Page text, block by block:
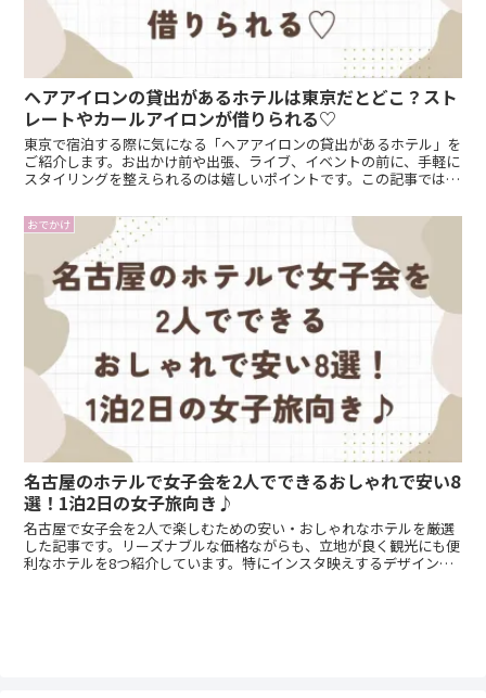
ヘアアイロンの貸出があるホテルは東京だとどこ？スト
レートやカールアイロンが借りられる♡
東京で宿泊する際に気になる「ヘアアイロンの貸出があるホテル」を
ご紹介します。お出かけ前や出張、ライブ、イベントの前に、手軽に
スタイリングを整えられるのは嬉しいポイントです。この記事では、
厳選しました。人気ブランドのReFaやSALONIAのアイロンを利用で
きる宿も多数掲載。楽天トラベルから簡単に予約できるので、気にな
るホテルがあればぜひチェックしてみてください。
おでかけ
名古屋のホテルで女子会を2人でできるおしゃれで安い8
選！1泊2日の女子旅向き♪
名古屋で女子会を2人で楽しむための安い・おしゃれなホテルを厳選
した記事です。リーズナブルな価格ながらも、立地が良く観光にも便
利なホテルを8つ紹介しています。特にインスタ映えするデザインや